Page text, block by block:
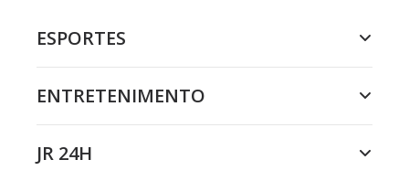
ESPORTES
ENTRETENIMENTO
JR 24H